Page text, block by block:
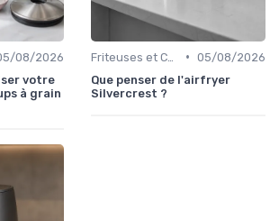
08/2026
votre
à grain
• 05/08/2026
Que penser de l'airfryer
Silvercrest ?